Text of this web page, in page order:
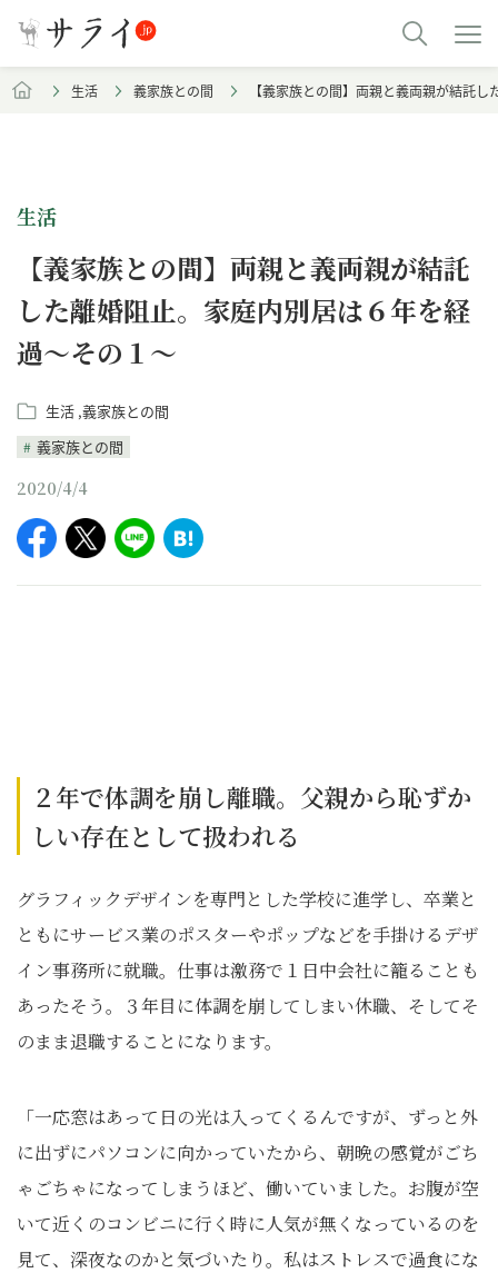
生活 義家族との間 【義家族との間】両親と義両親が結託
生活
【義家族との間】両親と義両親が結託
した離婚阻止。家庭内別居は６年を経
過～その１～
生活 義家族との間
義家族との間
2020/4/4
２年で体調を崩し離職。父親から恥ずか
しい存在として扱われる
グラフィックデザインを専門とした学校に進学し、卒業と
ともにサービス業のポスターやポップなどを手掛けるデザ
イン事務所に就職。仕事は激務で１日中会社に籠ることも
あったそう。３年目に体調を崩してしまい休職、そしてそ
のまま退職することになります。
「一応窓はあって日の光は入ってくるんですが、ずっと外
に出ずにパソコンに向かっていたから、朝晩の感覚がごち
ゃごちゃになってしまうほど、働いていました。お腹が空
いて近くのコンビニに行く時に人気が無くなっているのを
見て、深夜なのかと気づいたり。私はストレスで過食にな